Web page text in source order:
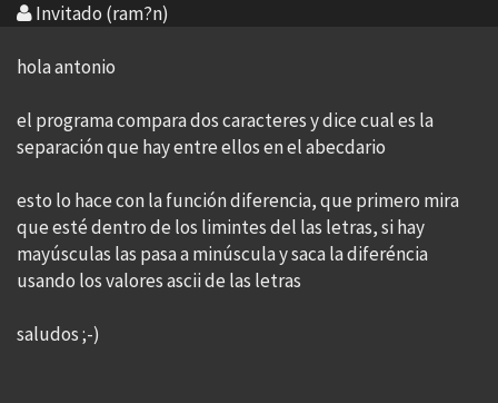
Invitado (ram?n)
hola antonio
el programa compara dos caracteres y dice cual es la
separación que hay entre ellos en el abecdario
esto lo hace con la función diferencia, que primero mira
que esté dentro de los limintes del las letras, si hay
mayúsculas las pasa a minúscula y saca la diferéncia
usando los valores ascii de las letras
saludos ;-)